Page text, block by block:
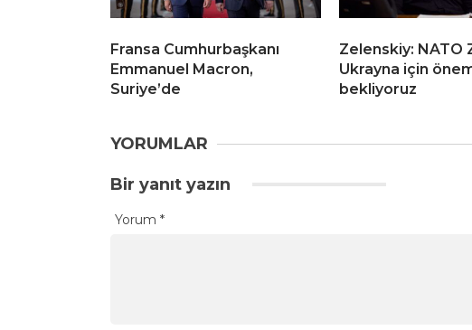
Fransa Cumhurbaşkanı
Emmanuel Macron,
Suriye’de
Zelenskiy: NATO
Ukrayna için
bekliyoruz
YORUMLAR
Bir yanıt yazın
Yorum *